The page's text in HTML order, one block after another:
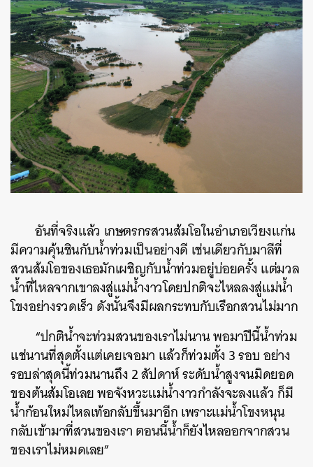
อันที่จริงแล้ว เกษตรกรสวนส้มโอในอำเภอเวียงแก่น
มีความคุ้นชินกับน้ำท่วมเป็นอย่างดี เช่นเดียวกับมาลีที่
สวนส้มโอของเธอมักเผชิญกับน้ำท่วมอยู่บ่อยครั้ง แต่มวล
น้ำที่ไหลจากเขาลงสู่แม่น้ำงาวโดยปกติจะไหลลงสู่แม่น้ำ
โขงอย่างรวดเร็ว ดังนั้นจึงมีผลกระทบกับเรือกสวนไม่มาก
“ปกติน้ำจะท่วมสวนของเราไม่นาน พอมาปีนี้น้ำท่วม
แช่นานที่สุดตั้งแต่เคยเจอมา แล้วก็ท่วมตั้ง 3 รอบ อย่าง
รอบล่าสุดนี้ท่วมนานถึง 2 สัปดาห์ ระดับน้ำสูงจนมิดยอด
ของต้นส้มโอเลย พอจังหวะแม่น้ำงาวกำลังจะลงแล้ว ก็มี
น้ำก้อนใหม่ไหลเท้อกลับขึ้นมาอีก เพราะแม่น้ำโขงหนุน
กลับเข้ามาที่สวนของเรา ตอนนี้น้ำก็ยังไหลออกจากสวน
ของเราไม่หมดเลย”